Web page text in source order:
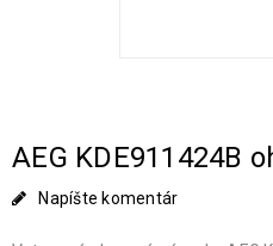
AEG KDE911424B
Napíšte komentár